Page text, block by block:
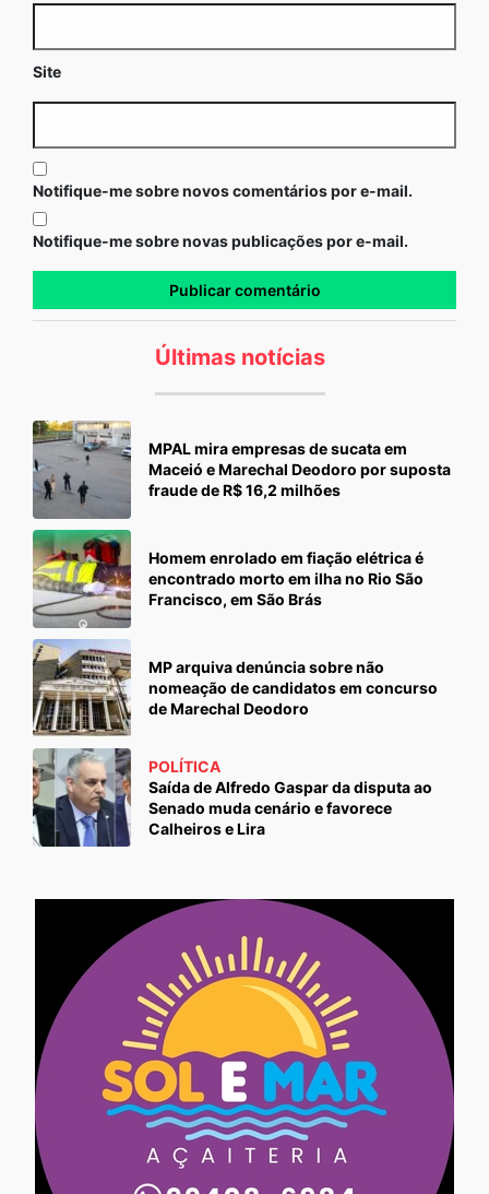
Site
Notifique-me sobre novos comentários por e-mail.
Notifique-me sobre novas publicações por e-mail.
Últimas notícias
MPAL mira empresas de sucata em
Maceió e Marechal Deodoro por suposta
fraude de R$ 16,2 milhões
Homem enrolado em fiação elétrica é
encontrado morto em ilha no Rio São
Francisco, em São Brás
MP arquiva denúncia sobre não
nomeação de candidatos em concurso
de Marechal Deodoro
POLÍTICA
Saída de Alfredo Gaspar da disputa ao
Senado muda cenário e favorece
Calheiros e Lira